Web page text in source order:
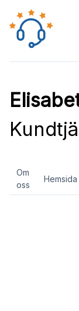
Om
oss
Hemsida